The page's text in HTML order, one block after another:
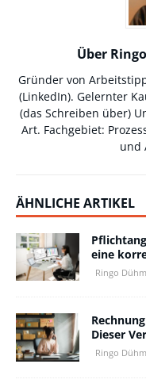
Über
Gründer von
(LinkedIn). Gelernter
(das Schreiben über)
Art. Fachgebiet:
und
ÄHNLICHE ARTIKEL
eine
Ringo
Dieser
Ringo